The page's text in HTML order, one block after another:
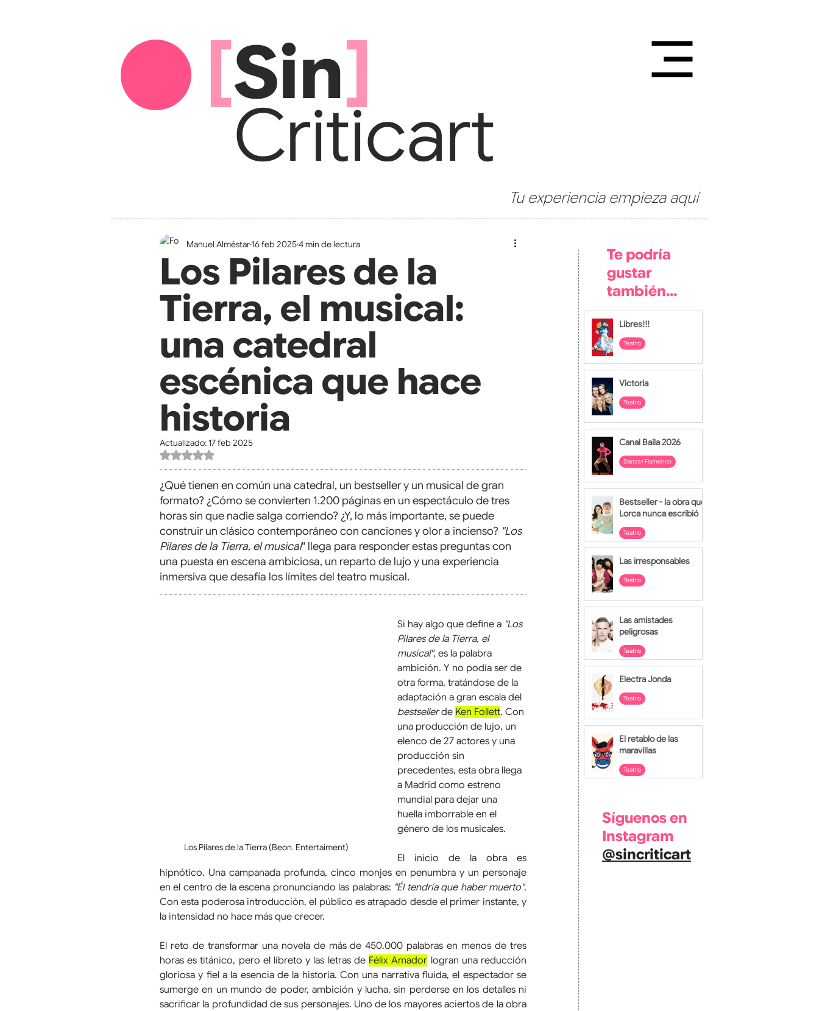
[Sin]
Criticart
Tu experiencia empieza aquí
Los Pilares de la
Tierra, el musical:
una catedral
escénica que hace
historia
Manuel Alméstar16 feb 20254 min de lectura
Actualizado:17 feb 2025
Obtuvo NaN de 5 estrellas.
¿Qué tienen en común una catedral, un bestseller y un musical de gran
formato? ¿Cómo se convierten 1.200 páginas en un espectáculo de tres
horas sin que nadie salga corriendo? ¿Y, lo más importante, se puede
construir un clásico contemporáneo con canciones y olor a incienso? "Los
Pilares de la Tierra, el musical" llega para responder estas preguntas con
una puesta en escena ambiciosa, un reparto de lujo y una experiencia
inmersiva que desafía los límites del teatro musical.
Los Pilares de la Tierra (Beon. Entertaiment)
Si hay algo que define a "Los
Pilares de la Tierra, el
musical", es la palabra
ambición. Y no podía ser de
otra forma, tratándose de la
adaptación a gran escala del
bestseller de Ken Follett. Con
una producción de lujo, un
elenco de 27 actores y una
producción sin
precedentes, esta obra llega
a Madrid como estreno
mundial para dejar una
huella imborrable en el
género de los musicales.
El inicio de la obra es
hipnótico. Una campanada profunda, cinco monjes en penumbra y un personaje
en el centro de la escena pronunciando las palabras: "Él tendría que haber muerto".
Con esta poderosa introducción, el público es atrapado desde el primer instante, y
la intensidad no hace más que crecer.
El reto de transformar una novela de más de 450.000 palabras en menos de tres
horas es titánico, pero el libreto y las letras de Félix Amador logran una reducción
gloriosa y fiel a la esencia de la historia. Con una narrativa fluida, el espectador se
sumerge en un mundo de poder, ambición y lucha, sin perderse en los detalles ni
sacrificar la profundidad de sus personajes. Uno de los mayores aciertos de la obra
Te podría
gustar
también...
Libres!!!
Teatro
Victoria
Teatro
Canal Baila 2026
Danza / Flamenco
Bestseller - la obra que
Lorca nunca escribió
Teatro
24 jul
Las irresponsables
Teatro
Las amistades
peligrosas
Teatro
22 jul
Electra Jonda
Teatro
El retablo de las
maravillas
Teatro
Síguenos en
Instagram
@sincriticart